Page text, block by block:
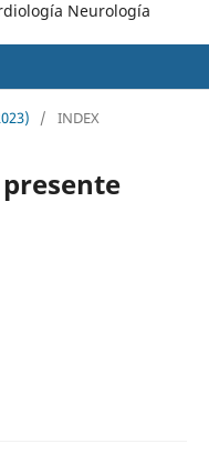
Neurología
/ INDEX